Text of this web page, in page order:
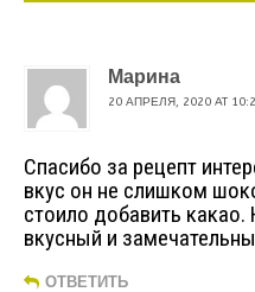
Марина
20 АПРЕЛЯ, 2020 AT
Спасибо за рецепт
вкус он не слишком
стоило добавить
вкусный и
ОТВЕТИТЬ